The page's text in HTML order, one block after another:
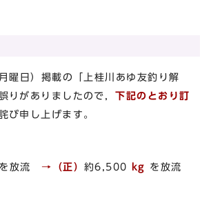
日）掲載の「上桂川あゆ友釣り解
りがありましたので，下記のとおり訂
び申し上げます。
を放流 →（正） 約6,500 kg を放流